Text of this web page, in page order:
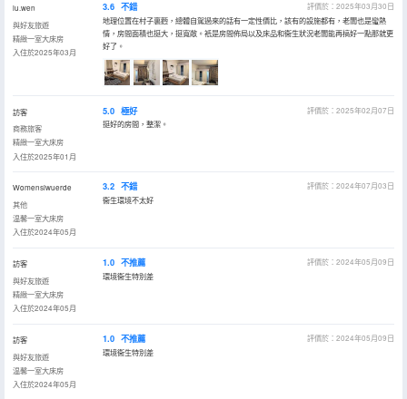
lu.wen
與好友旅遊
精緻一室大床房
入住於2025年03月
3.6 不錯
評價於：2025年03月30日
地理位置在村子裏麪，總體自駕過來的話有一定性價比，該有的設施都有，老闆也是蠻熱
情，房間面積也挺大，挺寬敞。衹是房間佈局以及床品和衞生狀況老闆能再搞好一點那就更
好了。
訪客
商務旅客
精緻一室大床房
入住於2025年01月
5.0 極好
評價於：2025年02月07日
挺好的房間，整潔。
Womensiwuerde
其他
温馨一室大床房
入住於2024年05月
3.2 不錯
評價於：2024年07月03日
衞生環境不太好
訪客
與好友旅遊
精緻一室大床房
入住於2024年05月
1.0 不推薦
評價於：2024年05月09日
環境衞生特別差
訪客
與好友旅遊
温馨一室大床房
入住於2024年05月
1.0 不推薦
評價於：2024年05月09日
環境衞生特別差